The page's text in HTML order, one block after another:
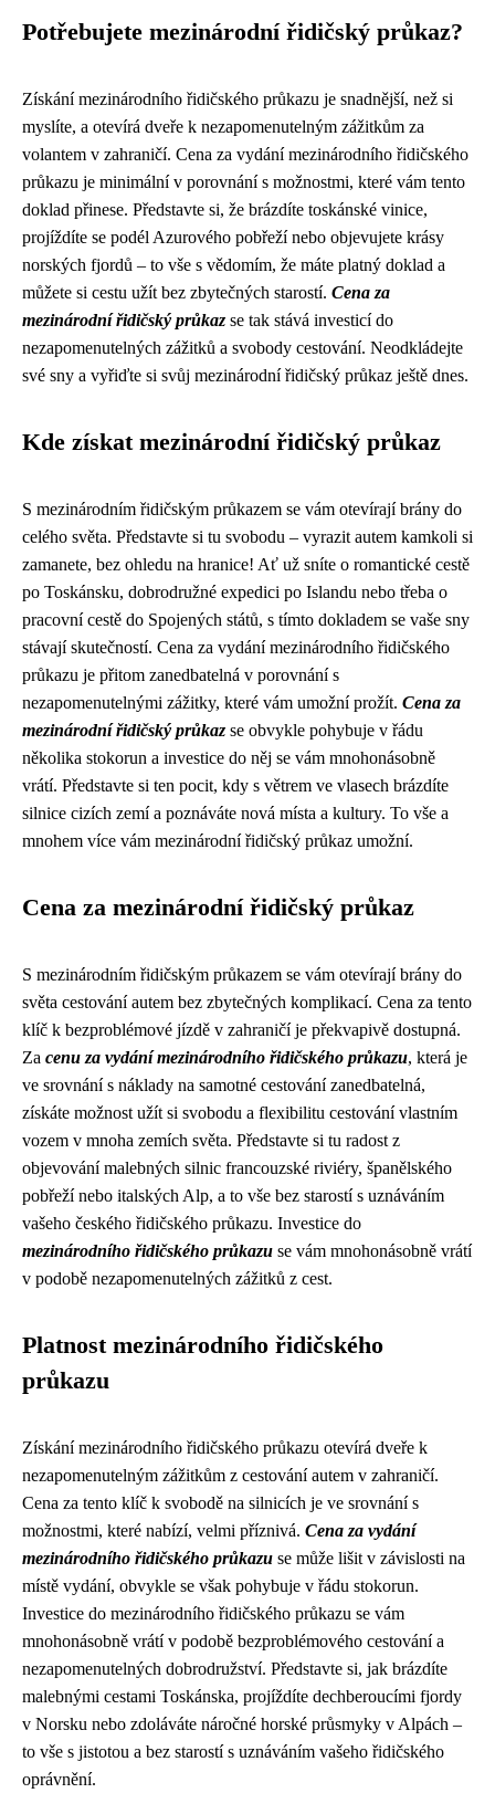
Potřebujete mezinárodní řidičský průkaz?
Získání mezinárodního řidičského průkazu je snadnější, než si
myslíte, a otevírá dveře k nezapomenutelným zážitkům za
volantem v zahraničí. Cena za vydání mezinárodního řidičského
průkazu je minimální v porovnání s možnostmi, které vám tento
doklad přinese. Představte si, že brázdíte toskánské vinice,
projíždíte se podél Azurového pobřeží nebo objevujete krásy
norských fjordů – to vše s vědomím, že máte platný doklad a
můžete si cestu užít bez zbytečných starostí. Cena za
mezinárodní řidičský průkaz se tak stává investicí do
nezapomenutelných zážitků a svobody cestování. Neodkládejte
své sny a vyřiďte si svůj mezinárodní řidičský průkaz ještě dnes.
Kde získat mezinárodní řidičský průkaz
S mezinárodním řidičským průkazem se vám otevírají brány do
celého světa. Představte si tu svobodu – vyrazit autem kamkoli si
zamanete, bez ohledu na hranice! Ať už sníte o romantické cestě
po Toskánsku, dobrodružné expedici po Islandu nebo třeba o
pracovní cestě do Spojených států, s tímto dokladem se vaše sny
stávají skutečností. Cena za vydání mezinárodního řidičského
průkazu je přitom zanedbatelná v porovnání s
nezapomenutelnými zážitky, které vám umožní prožít. Cena za
mezinárodní řidičský průkaz se obvykle pohybuje v řádu
několika stokorun a investice do něj se vám mnohonásobně
vrátí. Představte si ten pocit, kdy s větrem ve vlasech brázdíte
silnice cizích zemí a poznáváte nová místa a kultury. To vše a
mnohem více vám mezinárodní řidičský průkaz umožní.
Cena za mezinárodní řidičský průkaz
S mezinárodním řidičským průkazem se vám otevírají brány do
světa cestování autem bez zbytečných komplikací. Cena za tento
klíč k bezproblémové jízdě v zahraničí je překvapivě dostupná.
Za cenu za vydání mezinárodního řidičského průkazu, která je
ve srovnání s náklady na samotné cestování zanedbatelná,
získáte možnost užít si svobodu a flexibilitu cestování vlastním
vozem v mnoha zemích světa. Představte si tu radost z
objevování malebných silnic francouzské riviéry, španělského
pobřeží nebo italských Alp, a to vše bez starostí s uznáváním
vašeho českého řidičského průkazu. Investice do
mezinárodního řidičského průkazu se vám mnohonásobně vrátí
v podobě nezapomenutelných zážitků z cest.
Platnost mezinárodního řidičského
průkazu
Získání mezinárodního řidičského průkazu otevírá dveře k
nezapomenutelným zážitkům z cestování autem v zahraničí.
Cena za tento klíč k svobodě na silnicích je ve srovnání s
možnostmi, které nabízí, velmi příznivá. Cena za vydání
mezinárodního řidičského průkazu se může lišit v závislosti na
místě vydání, obvykle se však pohybuje v řádu stokorun.
Investice do mezinárodního řidičského průkazu se vám
mnohonásobně vrátí v podobě bezproblémového cestování a
nezapomenutelných dobrodružství. Představte si, jak brázdíte
malebnými cestami Toskánska, projíždíte dechberoucími fjordy
v Norsku nebo zdoláváte náročné horské průsmyky v Alpách –
to vše s jistotou a bez starostí s uznáváním vašeho řidičského
oprávnění.